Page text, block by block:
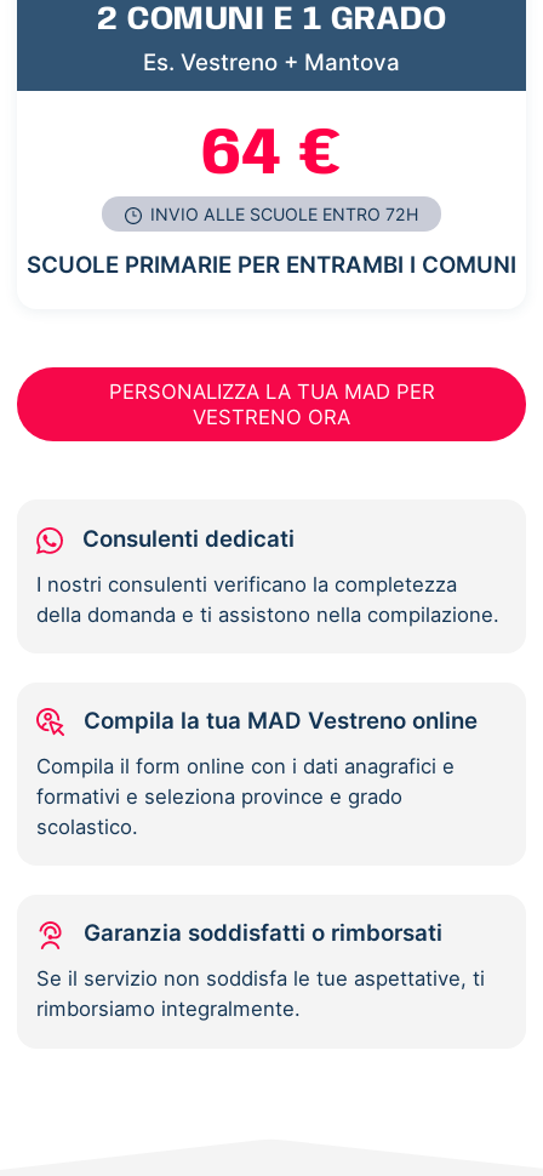
2 COMUNI E 1 GRADO
Es. Vestreno + Mantova
64 €
INVIO ALLE SCUOLE ENTRO 72H
SCUOLE PRIMARIE PER ENTRAMBI I COMUNI
PERSONALIZZA LA TUA MAD PER
VESTRENO ORA
Consulenti dedicati
I nostri consulenti verificano la completezza
della domanda e ti assistono nella compilazione.
Compila la tua MAD Vestreno online
Compila il form online con i dati anagrafici e
formativi e seleziona province e grado
scolastico.
Garanzia soddisfatti o rimborsati
Se il servizio non soddisfa le tue aspettative, ti
rimborsiamo integralmente.